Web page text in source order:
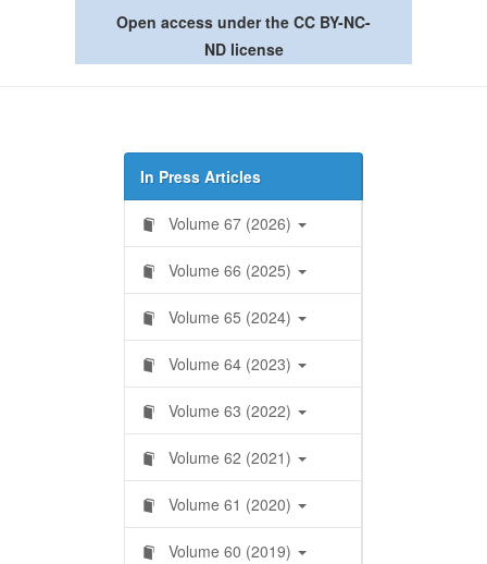
Open access under the CC BY-NC-
ND license
In Press Articles
Volume 67 (2026)
Volume 66 (2025)
Volume 65 (2024)
Volume 64 (2023)
Volume 63 (2022)
Volume 62 (2021)
Volume 61 (2020)
Volume 60 (2019)